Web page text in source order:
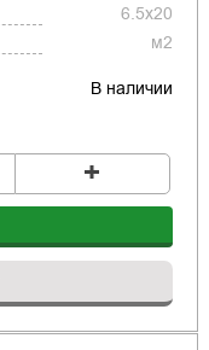
6.5x20
м2
В наличии
+